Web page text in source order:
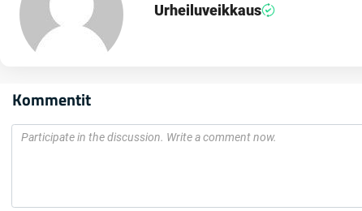
Urheiluveikkaus
Kommentit